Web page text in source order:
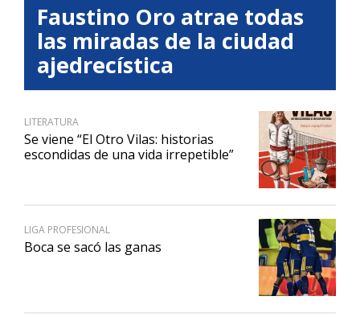
Faustino Oro atrae todas
las miradas de la ciudad
ajedrecística
LITERATURA
Se viene “El Otro Vilas: historias
escondidas de una vida irrepetible”
LIGA PROFESIONAL
Boca se sacó las ganas